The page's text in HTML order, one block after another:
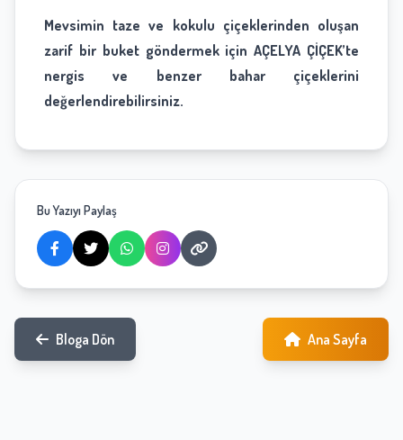
Mevsimin taze ve kokulu çiçeklerinden oluşan
zarif bir buket göndermek için AÇELYA ÇİÇEK’te
nergis ve benzer bahar çiçeklerini
değerlendirebilirsiniz.
Bu Yazıyı Paylaş
Bloga Dön Ana Sayfa